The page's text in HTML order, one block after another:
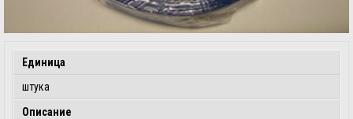
Единица
штука
Описание